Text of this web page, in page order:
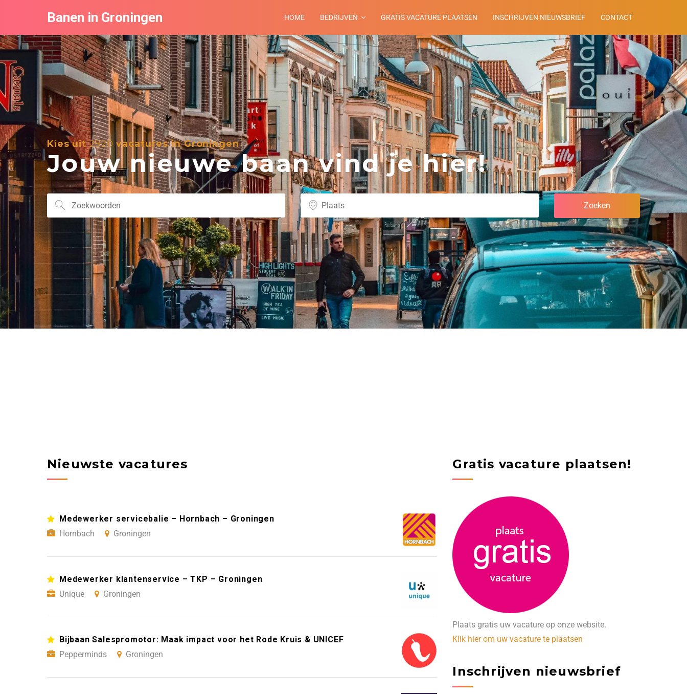
Banen in Groningen HOME BEDRIJVEN GRATIS VACATURE PLAATSEN INSCHRIJVEN NIEUWSBRIEF CONTACT
Kies uit2920 vacatures in Groningen
Jouw nieuwe baan vind je hier!
Nieuwste vacatures
Medewerker servicebalie – Hornbach – Groningen
Hornbach
Groningen
Medewerker klantenservice – TKP – Groningen
Unique
Groningen
Bijbaan Salespromotor: Maak impact voor het Rode Kruis & UNICEF
Pepperminds
Groningen
Gratis vacature plaatsen!
Plaats gratis uw vacature op onze website.
Klik hier om uw vacature te plaatsen
Inschrijven nieuwsbrief